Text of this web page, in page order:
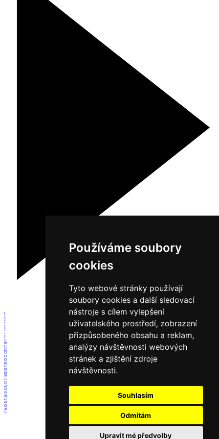
Používáme soubory
cookies
Tyto webové stránky používají
soubory cookies a další sledovací
nástroje s cílem vylepšení
uživatelského prostředí, zobrazení
přizpůsobeného obsahu a reklam,
analýzy návštěvnosti webových
stránek a zjištění zdroje
návštěvnosti.
Souhlasím
Odmítám
Upravit mé předvolby
1
2
3
4
5
6
7
8
9
10
11
12
13
14
15
16
17
18
19
20
21
22
23
24
25
26
27
28
29
30
31